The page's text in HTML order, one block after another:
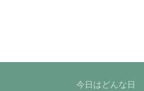
今日はどんな日